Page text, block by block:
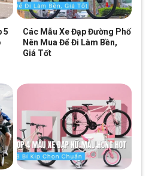
Shimano 105 2×11
Shimano 105 2-speed
Shimano 105 GS 11-speed
5
Các Mẫu Xe Đạp Đường Phố
Nên Mua Để Đi Làm Bền,
Giá Tốt